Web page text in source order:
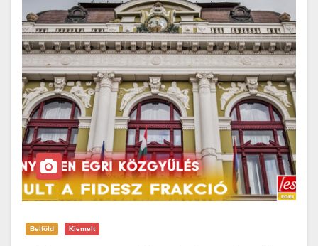
Belföld Kiemelt